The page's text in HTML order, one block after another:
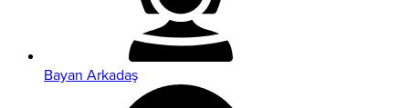
Bayan Arkadaş